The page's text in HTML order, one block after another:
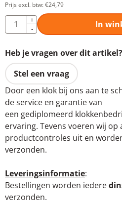
Prijs excl. btw:€24,79
Aantal
+
-
In
Heb je vragen over dit artikel?
Stel een vraag
Door een klok bij ons aan te
de service en garantie van
een gediplomeerd
ervaring. Tevens voeren wij op
productcontroles uit en
verzonden.
Leveringsinformatie:
Bestellingen worden iedere
verzonden.